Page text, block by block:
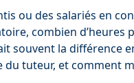
ou des salariés en
combien
souvent la différence
du tuteur, et comment